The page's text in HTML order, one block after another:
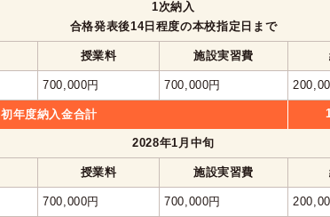
1次納入
合格発表後14日程度の本校指定日まで
授業料 施設実習費
700,000円 700,000円
初年度納入金合計
2028年1月中旬
授業料 施設実習費
700,000円 700,000円